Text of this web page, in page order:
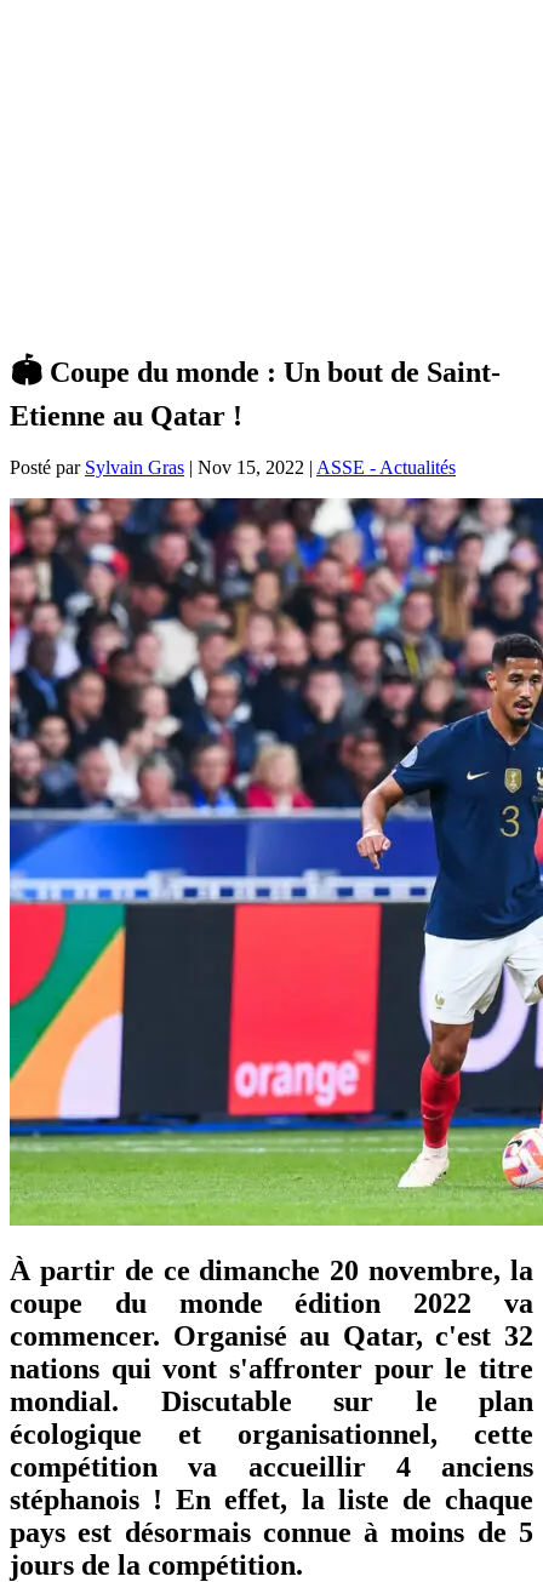
🏟 Coupe du monde : Un bout de Saint-
Etienne au Qatar !
Posté par Sylvain Gras | Nov 15, 2022 | ASSE - Actualités
À partir de ce dimanche 20 novembre, la
coupe du monde édition 2022 va
commencer. Organisé au Qatar, c'est 32
nations qui vont s'affronter pour le titre
mondial. Discutable sur le plan
écologique et organisationnel, cette
compétition va accueillir 4 anciens
stéphanois ! En effet, la liste de chaque
pays est désormais connue à moins de 5
jours de la compétition.